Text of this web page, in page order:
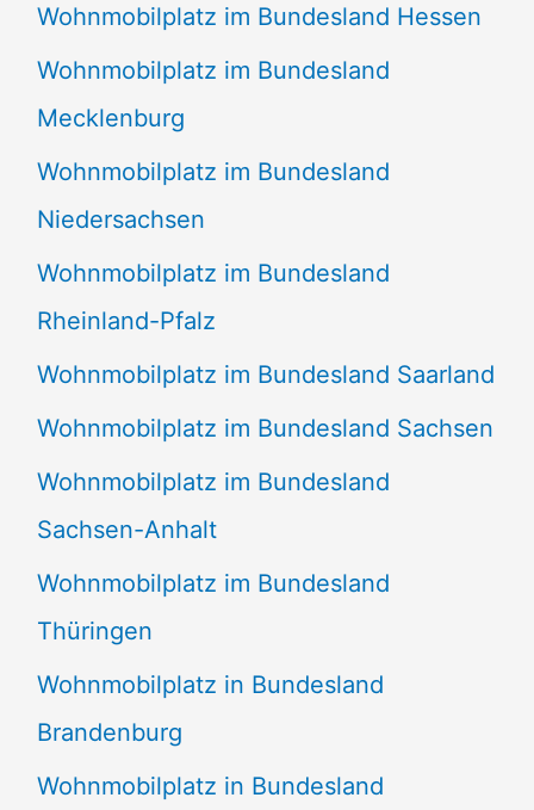
Wohnmobilplatz im Bundesland Hessen
Wohnmobilplatz im Bundesland
Mecklenburg
Wohnmobilplatz im Bundesland
Niedersachsen
Wohnmobilplatz im Bundesland
Rheinland-Pfalz
Wohnmobilplatz im Bundesland Saarland
Wohnmobilplatz im Bundesland Sachsen
Wohnmobilplatz im Bundesland
Sachsen-Anhalt
Wohnmobilplatz im Bundesland
Thüringen
Wohnmobilplatz in Bundesland
Brandenburg
Wohnmobilplatz in Bundesland